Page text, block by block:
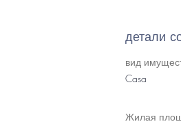
детали
вид
Casa
Жилая